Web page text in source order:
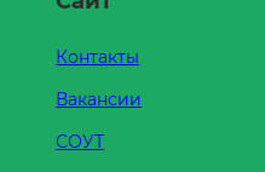
Контакты
Вакансии
СОУТ